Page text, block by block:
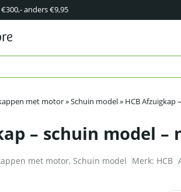
anders €9,95
met motor»Schuin model» HCB Afzuigkap
– schuin model –
met motor, Schuin model Merk: HCB